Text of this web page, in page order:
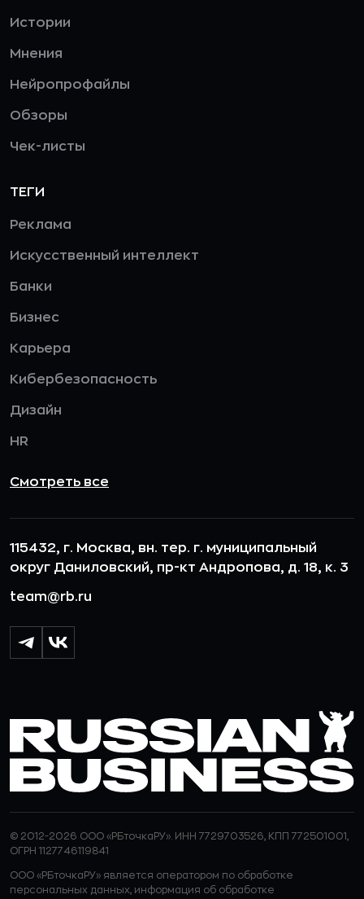
Истории
Мнения
Нейропрофайлы
Обзоры
Чек-листы
ТЕГИ
Реклама
Искусственный интеллект
Банки
Бизнес
Карьера
Кибербезопасность
Дизайн
HR
Смотреть все
115432, г. Москва, вн. тер. г. муниципальный
округ Даниловский, пр-кт Андропова, д. 18, к. 3
team@rb.ru
© 2012-2026 ООО «РБточкаРУ». ИНН 7729703526, КПП 772501001,
ОГРН 1127746119841
ООО «РБточкаРУ» является оператором по обработке
персональных данных, информация об обработке